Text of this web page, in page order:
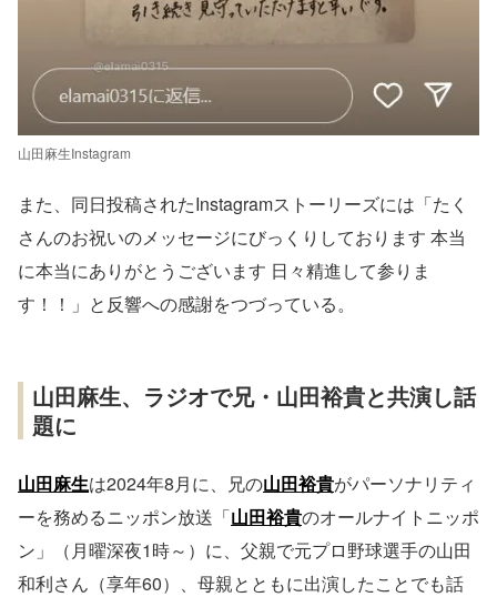
山田麻生Instagram
また、同日投稿されたInstagramストーリーズには「たく
さんのお祝いのメッセージにびっくりしております 本当
に本当にありがとうございます 日々精進して参りま
す！！」と反響への感謝をつづっている。
山田麻生、ラジオで兄・山田裕貴と共演し話
題に
山田麻生は2024年8月に、兄の山田裕貴がパーソナリティ
ーを務めるニッポン放送「山田裕貴のオールナイトニッポ
ン」（月曜深夜1時～）に、父親で元プロ野球選手の山田
和利さん（享年60）、母親とともに出演したことでも話